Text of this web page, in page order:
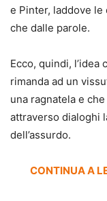
e Pinter, laddove
che dalle parole.
Ecco, quindi, l’idea
rimanda ad un
una ragnatela e
attraverso dialoghi
dell’assurdo.
CONTINUA A